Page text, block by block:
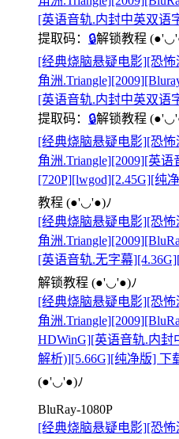
[英语音轨.内封中英双语
提取码： 🔒解锁教程
[经典烧脑悬疑电影][恐
角洲
[英语音轨.内封中英双语
提取码： 🔒解锁教程
[经典烧脑悬疑电影][恐
角洲.Triangle][2009][英
[720P][lwgod][2.45G][纯
教程 (●'◡'●)ﾉ
[经典烧脑悬疑电影][恐
角洲
[英语音轨.无字幕
解锁教程 (●'◡'●)ﾉ
[经典烧脑悬疑电影][恐
角洲
HDWinG][英语音轨.内封
解析)][5.66G][纯净版] 下
(●'◡'●)ﾉ
BluRay-1080P
[经典烧脑悬疑电影][恐